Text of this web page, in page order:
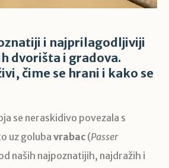
i najprilagodljiviji
dvorišta i gradova.
čime se hrani i kako se
se neraskidivo povezala s
uz goluba vrabac (Passer
naših najpoznatijih, najdražih i